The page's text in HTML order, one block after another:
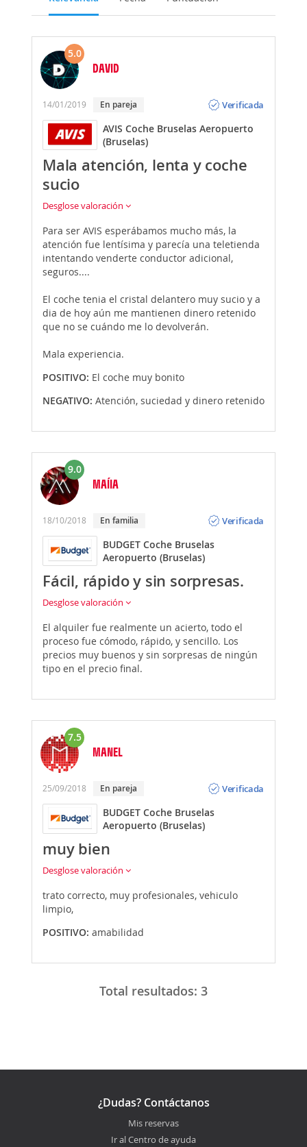
5.0
DAVID
14/01/2019 En pareja
Verificada
AVIS Coche Bruselas Aeropuerto
(Bruselas)
Mala atención, lenta y coche
sucio
Desglose valoración
Para ser AVIS esperábamos mucho más, la
atención fue lentísima y parecía una teletienda
intentando venderte conductor adicional,
seguros....
El coche tenia el cristal delantero muy sucio y a
dia de hoy aún me mantienen dinero retenido
que no se cuándo me lo devolverán.
Mala experiencia.
POSITIVO: El coche muy bonito
NEGATIVO: Atención, suciedad y dinero retenido
9.0
MAÍIA
18/10/2018 En familia
Verificada
BUDGET Coche Bruselas
Aeropuerto (Bruselas)
Fácil, rápido y sin sorpresas.
Desglose valoración
El alquiler fue realmente un acierto, todo el
proceso fue cómodo, rápido, y sencillo. Los
precios muy buenos y sin sorpresas de ningún
tipo en el precio final.
7.5
MANEL
25/09/2018 En pareja
Verificada
BUDGET Coche Bruselas
Aeropuerto (Bruselas)
muy bien
Desglose valoración
trato correcto, muy profesionales, vehiculo
limpio,
POSITIVO: amabilidad
Total resultados: 3
¿Dudas? Contáctanos
Mis reservas
Ir al Centro de ayuda